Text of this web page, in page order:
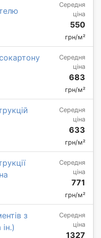
Середня
ціна
550
грн/м²
Середня
ціна
683
грн/м²
Середня
ціна
633
грн/м²
Середня
ціна
771
грн/м²
з
Середня
ціна
1327